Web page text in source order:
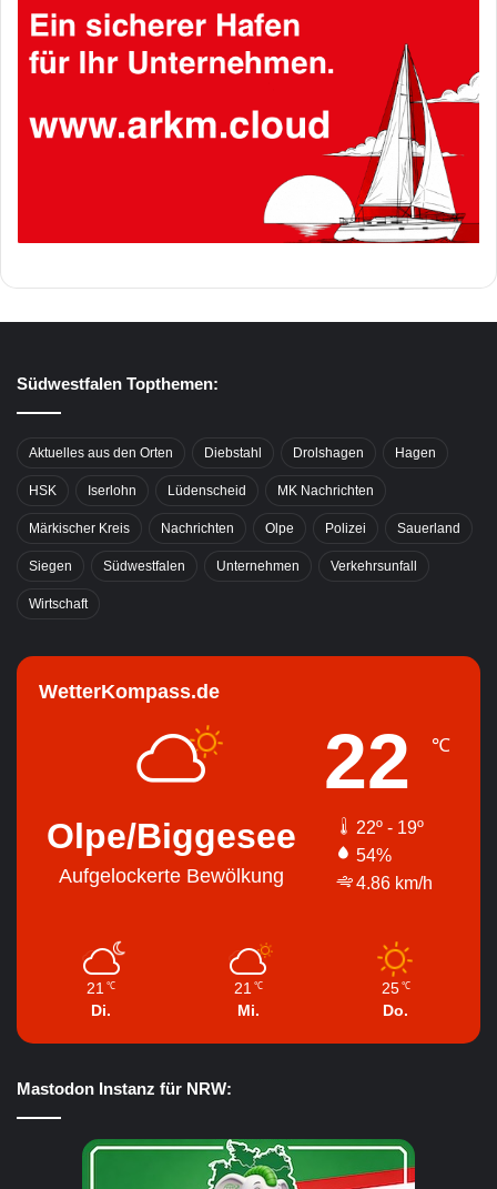
Südwestfalen Topthemen:
Aktuelles aus den Orten Diebstahl Drolshagen Hagen
HSK Iserlohn Lüdenscheid MK Nachrichten
Märkischer Kreis Nachrichten Olpe Polizei Sauerland
Siegen Südwestfalen Unternehmen Verkehrsunfall
Wirtschaft
WetterKompass.de
Olpe/Biggesee
Aufgelockerte Bewölkung
22 ℃
22º - 19º
54%
4.86 km/h
21 ℃
Di.
21 ℃
Mi.
25 ℃
Do.
Mastodon Instanz für NRW: